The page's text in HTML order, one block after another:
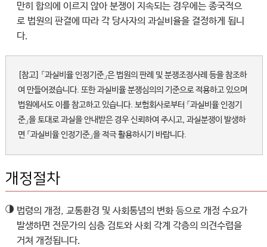
만히 합의에 이르지 않아 분쟁이 지속되는 경우에는 종국적으
로 법원의 판결에 따라 각 당사자의 과실비율을 결정하게 됩니
다.
[참고] 「과실비율 인정기준」은 법원의 판례 및 분쟁조정사례 등을 참조하
여 만들어졌습니다. 또한 과실비율 분쟁심의의 기준으로 적용하고 있으며
법원에서도 이를 참고하고 있습니다. 보험회사로부터 「과실비율 인정기
준」을 토대로 과실을 안내받은 경우 신뢰하여 주시고, 과실분쟁이 발생하
면 「과실비율 인정기준」을 적극 활용하시기 바랍니다.
개정절차
◑ 법령의 개정, 교통환경 및 사회통념의 변화 등으로 개정 수요가
발생하면 전문가의 심층 검토와 사회 각계 각층의 의견수렵을
거쳐 개정됩니다.